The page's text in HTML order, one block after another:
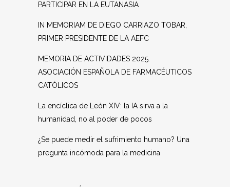
PARTICIPAR EN LA EUTANASIA
IN MEMORIAM DE DIEGO CARRIAZO TOBAR,
PRIMER PRESIDENTE DE LA AEFC
MEMORIA DE ACTIVIDADES 2025.
ASOCIACIÓN ESPAÑOLA DE FARMACÉUTICOS
CATÓLICOS
La encíclica de León XIV: la IA sirva a la
humanidad, no al poder de pocos
¿Se puede medir el sufrimiento humano? Una
pregunta incómoda para la medicina